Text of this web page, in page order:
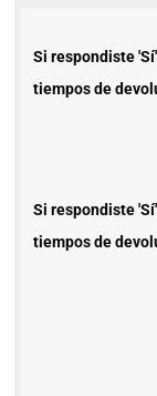
Si respondiste
tiempos de
Si respondiste
tiempos de